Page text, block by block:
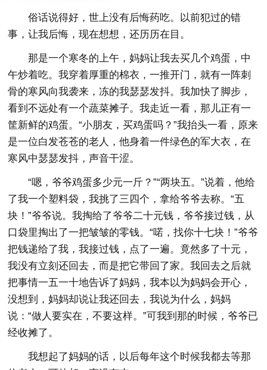
俗话说得好，世上没有后悔药吃。以前犯过的错
事，让我后悔，现在想想，还历历在目。
那是一个寒冬的上午，妈妈让我去买几个鸡蛋，中
午炒着吃。我穿着厚重的棉衣，一推开门，就有一阵刺
骨的寒风向我袭来，冻的我瑟瑟发抖。我加快了脚步，
看到不远处有一个蔬菜摊子。我走近一看，那儿正有一
筐新鲜的鸡蛋。“小朋友，买鸡蛋吗？”我抬头一看，原来
是一位白发苍苍的老人，他身着一件绿色的军大衣，在
寒风中瑟瑟发抖，声音干涩。
“嗯，爷爷鸡蛋多少元一斤？”“两块五。”说着，他给
了我一个塑料袋，我挑了三四个，拿给爷爷去称。“五
块！”爷爷说。我掏给了爷爷二十元钱，爷爷接过钱，从
口袋里掏出了一把皱皱的零钱。“喏，找你十七块！”爷爷
把钱递给了我，我接过钱，点了一遍。竟然多了十元，
我没有立刻还回去，而是把它带回了家。我回去之后就
把事情一五一十地告诉了妈妈，我本以为妈妈会开心，
没想到，妈妈却说让我还回去，我说为什么，妈妈
说：“做人要实在，不要这样。”可我到那的时候，爷爷已
经收摊了。
我想起了妈妈的话，以后每年这个时候我都去等那